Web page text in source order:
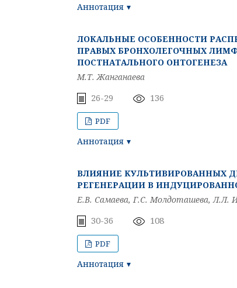
Аннотация
ЛОКАЛЬНЫЕ ОСОБЕННОСТИ
ПРАВЫХ БРОНХОЛЕГОЧНЫХ
ПОСТНАТАЛЬНОГО ОНТОГЕНЕЗА
М.Т. Жанганаева
26-29 136
PDF
Аннотация
ВЛИЯНИЕ КУЛЬТИВИРОВАННЫХ
РЕГЕНЕРАЦИИ В
Е.В. Самаева, Г.С. Молдоташева, Л.Л.
30-36 108
PDF
Аннотация